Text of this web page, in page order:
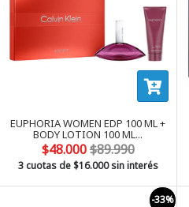
EUPHORIA WOMEN EDP 100 ML +
BODY LOTION 100 ML...
$48.000$89.990
3 cuotas de$16.000sin interés
-33%